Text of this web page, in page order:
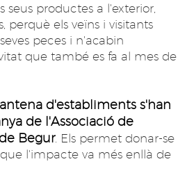
productes a l'exterior,
perquè els veïns i visitants
peces i n'acabin
que també es fa al mes de
d'establiments s'han
de l'Associació de
Begur. Els permet donar-se
l'impacte va més enllà de